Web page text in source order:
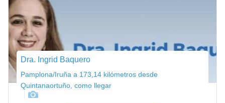
Dra. Ingrid Baquero
Pamplona/Iruña a 173,14 kilómetros desde
Quintanaortuño, como llegar